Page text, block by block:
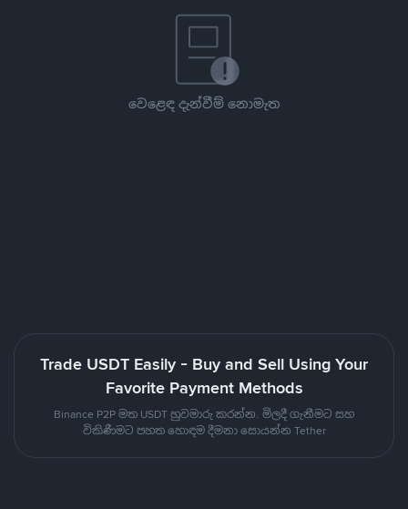
වෙළෙඳ දැන්වීම් නොමැත
Trade USDT Easily - Buy and Sell Using Your
Favorite Payment Methods
Binance P2P මත USDT හුවමාරු කරන්න. මිලදී ගැනීමට සහ
විකිණීමට පහත හොඳම දීමනා සොයන්න Tether